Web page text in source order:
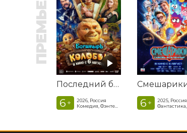
ПРЕМЬЕРА
Последний богатырь. Колобок
6 +
2026, Россия
6 +
2025, Россия